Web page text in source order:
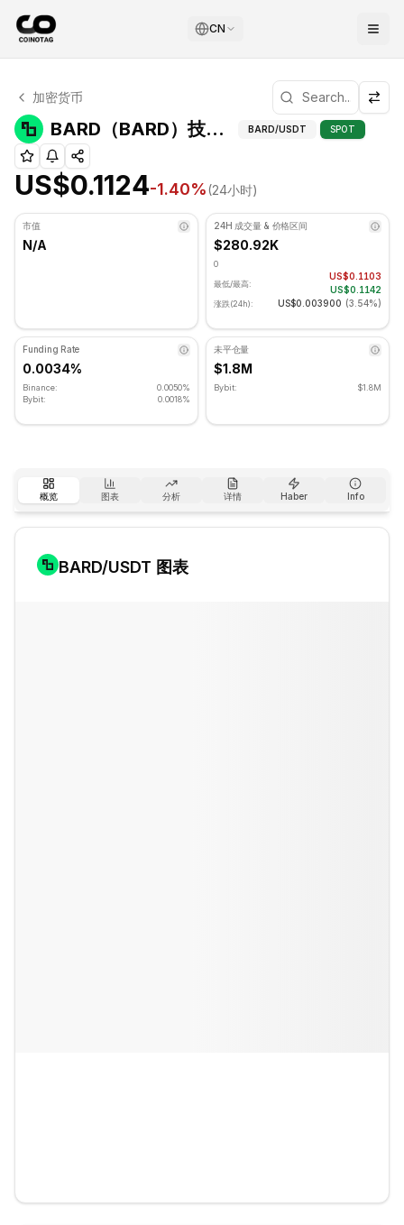
CN
BARD 技术分析
BARD 目前交易价格为 US$0.1124. RSI 指标为 41.35 处
加密货币
BARD（BARD）技术指标 BARD（BARD）
BARD/USDT SPOT
US$0.1124-1.40%(24小时)
市值
N/A
24H 成交量 & 价格区间
$280.92K
0
最低/最高:
US$0.1103
US$0.1142
涨跌(24h): US$0.003900 (3.54%)
Funding Rate
0.0034%
Binance:
0.0050%
Bybit:
0.0018%
未平仓量
$1.8M
Bybit: $1.8M
概览 图表 分析 详情 Haber Info
BARD/USDT 图表